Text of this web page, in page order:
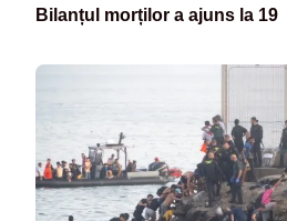
Bilanțul morților a ajuns la 19